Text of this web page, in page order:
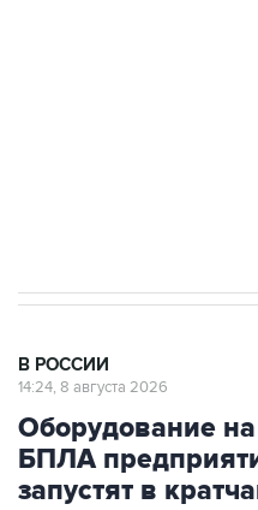
В РОССИИ
14:24, 8 августа 2026
Оборудование
БПЛА
запустят в